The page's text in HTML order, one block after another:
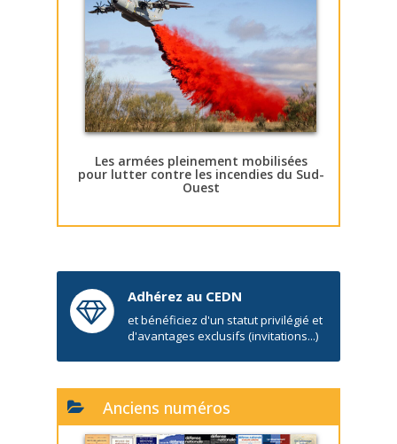
Les armées pleinement mobilisées
pour lutter contre les incendies du Sud-
Ouest
Adhérez au CEDN
et bénéficiez d'un statut privilégié et
d'avantages exclusifs (invitations...)
Anciens numéros